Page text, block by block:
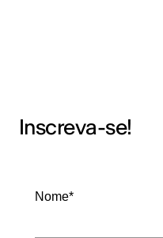
Inscreva-se!
Nome*